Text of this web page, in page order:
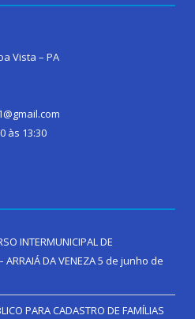
Vista – PA
às 13:30
INTERMUNICIPAL DE
ARRAIÁ DA VENEZA5 de junho de
PARA CADASTRO DE FAMÍLIAS